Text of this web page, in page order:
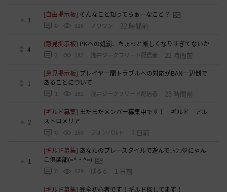
1
[自由掲示板] そんなこと知ってらぁ…なこと？
0 216 ノウワン 22 時間前
4
[意見掲示板] PKへの処罰、ちょっと厳しくなりすぎてないか
2 182 浅井ジークフリード配信者 22 時間前
1
[意見掲示板] プレイヤー間トラブルへの対応がBAN一辺倒で
あることについて
1 152 浅井ジークフリード配信者 23 時間前
2
[ギルド募集] まだまだメンバー募集中です！ ギルド アル
ストロメリア
0 169 フォンバルト 1 日前
1
[ギルド募集] あなたのプレースタイルで遊んでﾆｬﾝｺ💛にゃん
こ倶楽部(=^・^=)
0 129 ぱるる 1 日前
[ギルド募集] 完全初心者です！ギルド探してます！